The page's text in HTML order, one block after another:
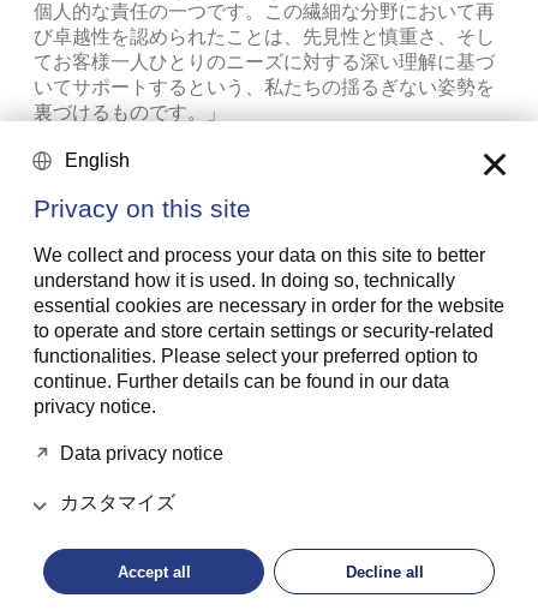
個人的な責任の一つです。この繊細な分野において再
び卓越性を認められたことは、先見性と慎重さ、そし
てお客様一人ひとりのニーズに対する深い理解に基づ
いてサポートするという、私たちの揺るぎない姿勢を
裏づけるものです。」
LGTは、慈善活動サービス提供部門でも最優秀プライ
ベートバンクに選出されました。審査員の報告書で
は、「LGTは戦略的慈善活動のパイオニアであり、富
裕層の慈善家にとって世界的に非常に信頼されるパー
トナーとしての地位を確立している。」と評価されて
います。
Bastanteは、「ますます多くのご家族が、資産の管理
ます。私たちはお客様と緊密に連携し、慈善活動に対
現化するお手伝いをしています。目標の明確化やご家
族の参画促進から、実行、そして継続的な発展に至る
English
Privacy on this site
We collect and process your data on this site to better
understand how it is used. In doing so, technically
essential cookies are necessary in order for the website
to operate and store certain settings or security-related
functionalities. Please select your preferred option to
continue. Further details can be found in our data
privacy notice.
Data privacy notice
カスタマイズ
Accept all Decline all